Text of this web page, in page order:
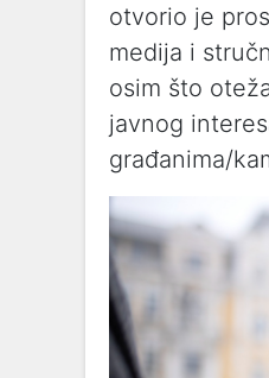
otvorio je
medija i
osim što
javnog
građanima/